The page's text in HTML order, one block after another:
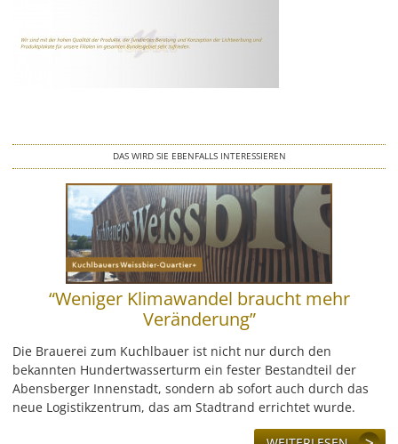
Fahrzeugbeschriftungen
Glasveredelung
Werbegrafik & Drucksachen
Vergoldungen
LED Umrüstung
LEISTUNG
DAS WIRD SIE EBENFALLS INTERESSIEREN
“Weniger Klimawandel braucht mehr
Veränderung”
Die Brauerei zum Kuchlbauer ist nicht nur durch den
bekannten Hundertwasserturm ein fester Bestandteil der
Abensberger Innenstadt, sondern ab sofort auch durch das
neue Logistikzentrum, das am Stadtrand errichtet wurde.